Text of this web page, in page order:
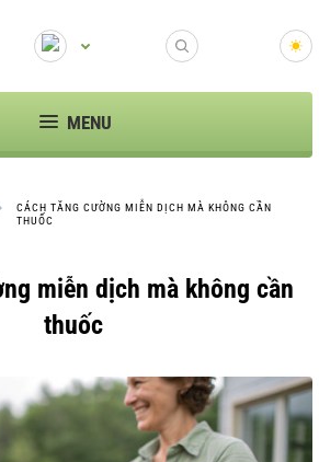
MENU
CÁCH TĂNG CƯỜNG MIỄN DỊCH MÀ KHÔNG CẦN
THUỐC
miễn dịch mà không cần
thuốc